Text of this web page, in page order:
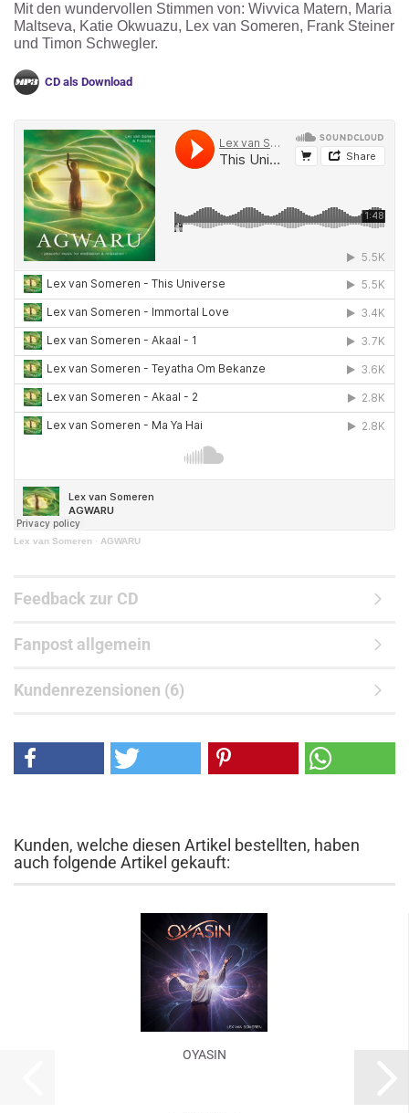
Mit den wundervollen Stimmen von: Wivvica Matern, Maria
Maltseva, Katie Okwuazu, Lex van Someren, Frank Steiner
und Timon Schwegler.
CD als Download
Lex van Someren · AGWARU
Feedback zur CD
Fanpost allgemein
Kundenrezensionen (6)
Kunden, welche diesen Artikel bestellten, haben
auch folgende Artikel gekauft:
OYASIN